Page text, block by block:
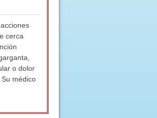
cerca
o dolor
médico